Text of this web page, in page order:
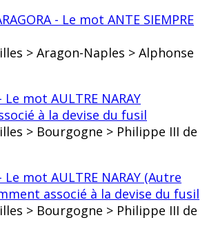
- Le mot ANTE SIEMPRE
> Aragon-Naples > Alphonse
Le mot AULTRE NARAY
à la devise du fusil
> Bourgogne > Philippe III de
Le mot AULTRE NARAY (Autre
associé à la devise du fusil
> Bourgogne > Philippe III de